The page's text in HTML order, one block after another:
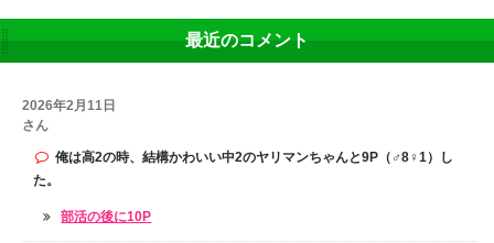
最近のコメント
2026年2月11日
さん
俺は高2の時、結構かわいい中2のヤリマンちゃんと9P（♂8♀1）し
た。
部活の後に10P